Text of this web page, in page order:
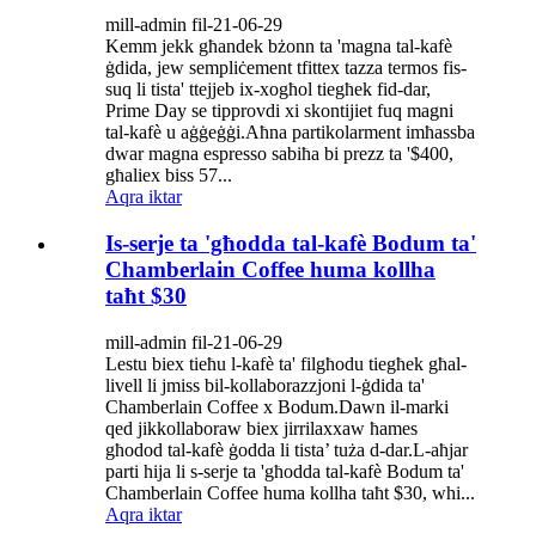
mill-admin fil-21-06-29
Kemm jekk għandek bżonn ta 'magna tal-kafè
ġdida, jew sempliċement tfittex tazza termos fis-
suq li tista' ttejjeb ix-xogħol tiegħek fid-dar,
Prime Day se tipprovdi xi skontijiet fuq magni
tal-kafè u aġġeġġi.Aħna partikolarment imħassba
dwar magna espresso sabiħa bi prezz ta '$400,
għaliex biss 57...
Aqra iktar
Is-serje ta 'għodda tal-kafè Bodum ta'
Chamberlain Coffee huma kollha
taħt $30
mill-admin fil-21-06-29
Lestu biex tieħu l-kafè ta' filgħodu tiegħek għal-
livell li jmiss bil-kollaborazzjoni l-ġdida ta'
Chamberlain Coffee x Bodum.Dawn il-marki
qed jikkollaboraw biex jirrilaxxaw ħames
għodod tal-kafè ġodda li tista’ tuża d-dar.L-aħjar
parti hija li s-serje ta 'għodda tal-kafè Bodum ta'
Chamberlain Coffee huma kollha taħt $30, whi...
Aqra iktar